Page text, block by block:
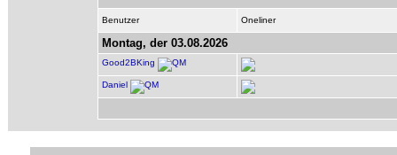
Benutzer Oneliner
Montag, der 03.08.2026
Good2BKing
Daniel